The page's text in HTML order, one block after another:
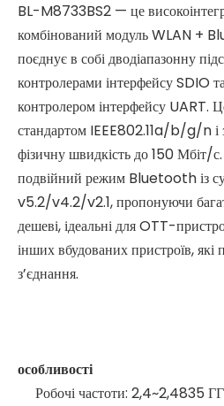
BL-M8733BS2 — це
комбінований модуль WLAN +
поєднує в собі дводіапазонну
контролерами інтерфейсу SDIO
контролером інтерфейсу UART.
стандартом IEEE802.11a/b/g/n і
фізичну швидкість до 150 Мбіт/
подвійний режим Bluetooth із
v5.2/v4.2/v2.1, пропонуючи
дешеві, ідеальні для OTT-
інших вбудованих пристроїв, які
з’єднання.
особливості
Робочі частоти: 2,4~2,4835